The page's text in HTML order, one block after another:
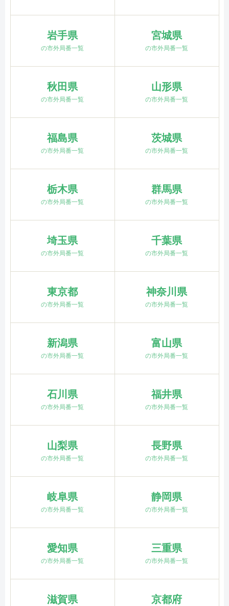
岩手県
の市外局番一覧
宮城県
の市外局番一覧
秋田県
の市外局番一覧
山形県
の市外局番一覧
福島県
の市外局番一覧
茨城県
の市外局番一覧
栃木県
の市外局番一覧
群馬県
の市外局番一覧
埼玉県
の市外局番一覧
千葉県
の市外局番一覧
東京都
の市外局番一覧
神奈川県
の市外局番一覧
新潟県
の市外局番一覧
富山県
の市外局番一覧
石川県
の市外局番一覧
福井県
の市外局番一覧
山梨県
の市外局番一覧
長野県
の市外局番一覧
岐阜県
の市外局番一覧
静岡県
の市外局番一覧
愛知県
の市外局番一覧
三重県
の市外局番一覧
滋賀県 京都府